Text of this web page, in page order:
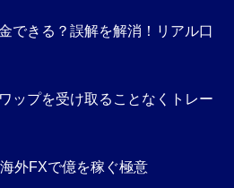
できる？誤解を解消！リアル口
ップを受け取ることなくトレー
外FXで億を稼ぐ極意